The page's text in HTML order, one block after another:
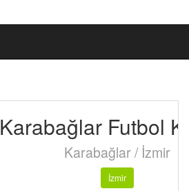
Karabağlar Futbol
Karabağlar / İzmir
İzmir